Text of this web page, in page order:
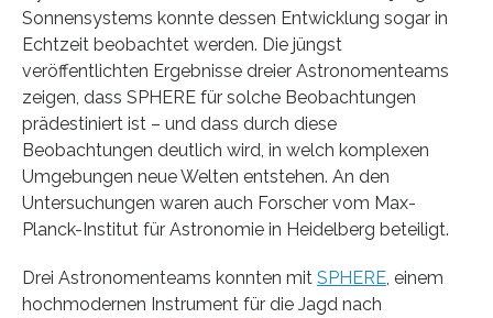
Sonnensystems konnte dessen Entwicklung sogar in
Echtzeit beobachtet werden. Die jüngst
veröffentlichten Ergebnisse dreier Astronomenteams
zeigen, dass SPHERE für solche Beobachtungen
prädestiniert ist – und dass durch diese
Beobachtungen deutlich wird, in welch komplexen
Umgebungen neue Welten entstehen. An den
Untersuchungen waren auch Forscher vom Max-
Planck-Institut für Astronomie in Heidelberg beteiligt.
Drei Astronomenteams konnten mit SPHERE , einem
hochmodernen Instrument für die Jagd nach